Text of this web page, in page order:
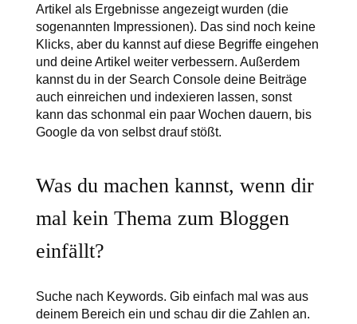
Artikel als Ergebnisse angezeigt wurden (die
sogenannten Impressionen). Das sind noch keine
Klicks, aber du kannst auf diese Begriffe eingehen
und deine Artikel weiter verbessern. Außerdem
kannst du in der Search Console deine Beiträge
auch einreichen und indexieren lassen, sonst
kann das schonmal ein paar Wochen dauern, bis
Google da von selbst drauf stößt.
Was du machen kannst, wenn dir
mal kein Thema zum Bloggen
einfällt?
Suche nach Keywords. Gib einfach mal was aus
deinem Bereich ein und schau dir die Zahlen an.